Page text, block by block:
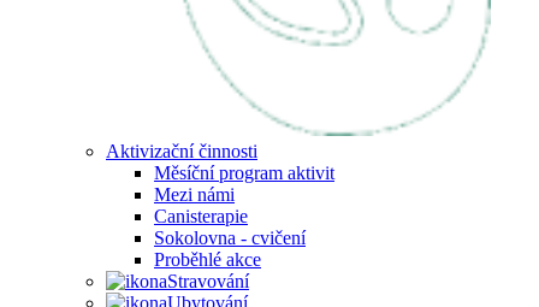
Aktivizační činnosti
Měsíční program aktivit
Mezi námi
Canisterapie
Sokolovna - cvičení
Proběhlé akce
Stravování